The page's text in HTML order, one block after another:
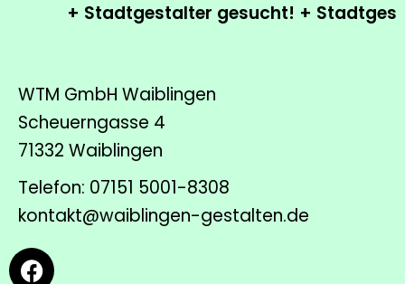
+ Stadtgestalter gesucht! +
WTM GmbH Waiblingen
Scheuerngasse 4
71332 Waiblingen
Telefon: 07151 5001-8308
kontakt@waiblingen-gestalten.de
Facebook
Instagram
Linkedin